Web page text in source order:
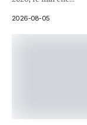
2026-08-05